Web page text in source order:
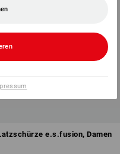
e.s.fusion, Damen